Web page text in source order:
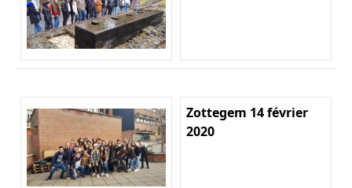
Zottegem 14 février
2020